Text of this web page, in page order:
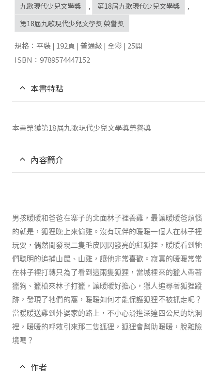
九歌現代少兒文學獎
, 第18屆九歌現代少兒文學獎
,
第18屆九歌現代少兒文學獎 榮譽獎
規格：平裝 | 192頁 | 普通級 | 全彩 | 25開
ISBN：9789574447152
本書特點
本書榮獲第18屆九歌現代少兒文學獎榮譽獎
內容簡介
男孩暖暖和爸爸在寨子的北面林子裡養雞，最讓暖暖爸煩惱
的就是，狐狸晚上來偷雞。沒有玩伴的暖暖一個人在林子裡
玩耍，偶然間發現二隻毛皮閃閃發亮的紅狐狸，暖暖看到牠
們聰明的追捕山鼠、山雞，讓他非常喜歡。寂寞的暖暖常常
在林子裡打轉只為了看到這兩隻狐狸，當城裡來的獵人帶著
獵狗、獵槍來林子打獵，讓暖暖好擔心，獵人追尋著狐狸蹤
跡，發現了牠們的窩，暖暖如何才能保護狐狸不被抓走呢？
當暖暖送雞到外婆家的路上，不小心滑進深達四公尺的坑洞
裡，暖暖的呼救引來那二隻狐狸，狐狸會幫助暖暖，脫離險
境嗎？
作者